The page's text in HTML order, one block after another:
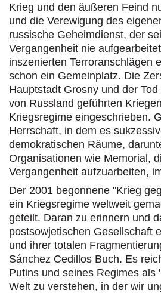
Krieg und den äußeren Feind
und die Verewigung des
russische Geheimdienst, der
Vergangenheit nie
inszenierten Terroranschlägen
schon ein Gemeinplatz. Die
Hauptstadt Grosny und der
von Russland geführten
Kriegsregime eingeschrieben.
Herrschaft, in dem es
demokratischen Räume,
Organisationen wie Memorial,
Vergangenheit aufzuarbeiten,
Der 2001 begonnene "Krieg
ein Kriegsregime weltweit
geteilt. Daran zu erinnern und
postsowjetischen Gesellschaft
und ihrer totalen
Sánchez Cedillos Buch. Es
Putins und seines Regimes
Welt zu verstehen, in der wir